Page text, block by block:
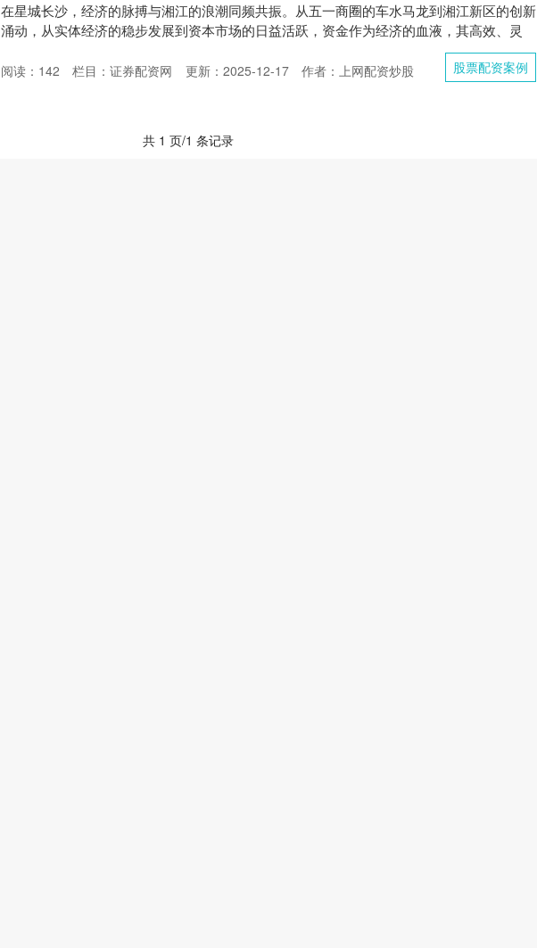
在星城长沙，经济的脉搏与湘江的浪潮同频共振。从五一商圈的车水马龙到湘江新区的创新
涌动，从实体经济的稳步发展到资本市场的日益活跃，资金作为经济的血液，其高效、灵
股票配资案例
更新：2025-12-17 作者：上网配资炒股
阅读： 142 栏目： 证券配资网
共 1 页/1 条记录